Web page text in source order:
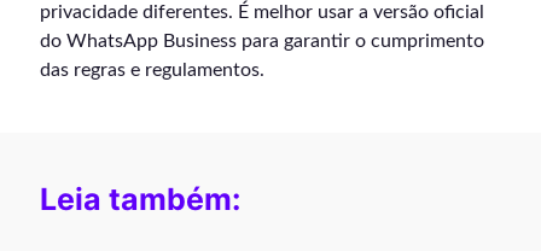
privacidade diferentes. É melhor usar a versão oficial
do WhatsApp Business para garantir o cumprimento
das regras e regulamentos.
Leia também: